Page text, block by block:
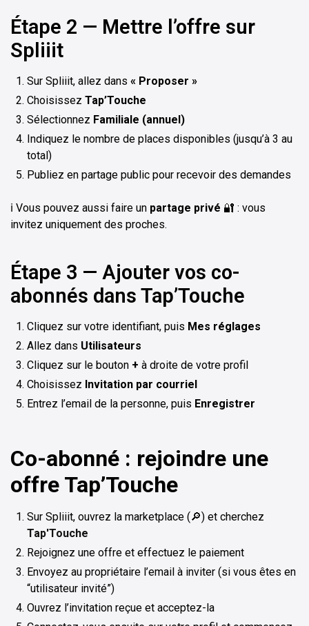
Étape 2 — Mettre l’offre sur
Spliiit
Sur Spliiit, allez dans « Proposer »
Choisissez Tap’Touche
Sélectionnez Familiale (annuel)
Indiquez le nombre de places disponibles (jusqu’à 3 au
total)
Publiez en partage public pour recevoir des demandes
ℹ️ Vous pouvez aussi faire un partage privé 🔐 : vous
invitez uniquement des proches.
Étape 3 — Ajouter vos co-
abonnés dans Tap’Touche
Cliquez sur votre identifiant, puis Mes réglages
Allez dans Utilisateurs
Cliquez sur le bouton + à droite de votre profil
Choisissez Invitation par courriel
Entrez l’email de la personne, puis Enregistrer
Co-abonné : rejoindre une
offre Tap’Touche
Sur Spliiit, ouvrez la marketplace (🔎) et cherchez
Tap'Touche
Rejoignez une offre et effectuez le paiement
Envoyez au propriétaire l’email à inviter (si vous êtes en
“utilisateur invité”)
Ouvrez l’invitation reçue et acceptez-la